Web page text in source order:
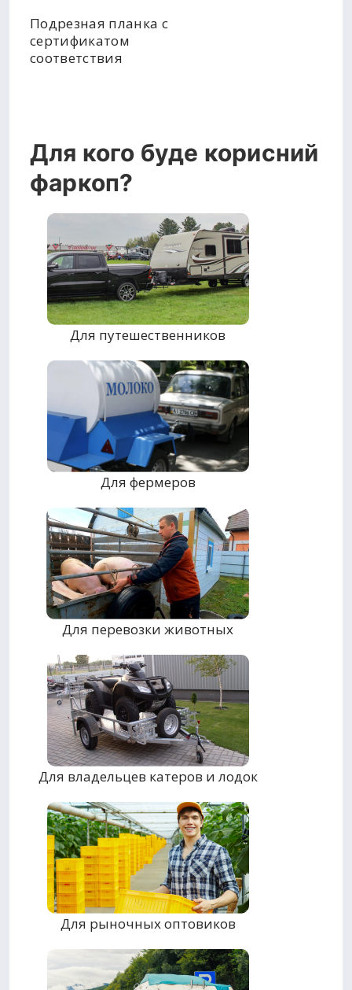
Подрезная планка с
сертификатом
соответствия
Для кого буде корисний
фаркоп?
Для путешественников
Для фермеров
Для перевозки животных
Для владельцев катеров и лодок
Для рыночных оптовиков